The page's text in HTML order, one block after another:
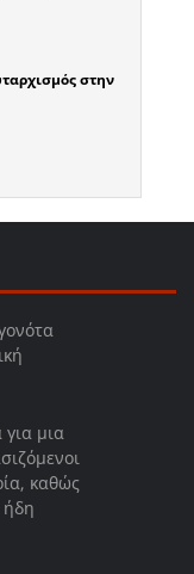
στην
μια
καθώς
ήδη